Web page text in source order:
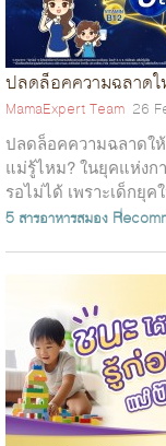
ปลดล็อคความฉลาด
MamaExpert Team 26
ปลดล็อคความฉลาดใ
แม่รู้ไหม? ในยุคแห่งก
รอไม่ได้ เพราะเด็กยุ
รวดเร็ว จึงควรมี...
5 สารอาหารสมอง